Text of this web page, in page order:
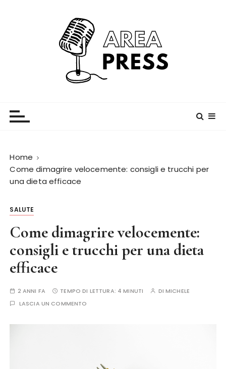
Home
Come dimagrire velocemente: consigli e trucchi per
una dieta efficace
SALUTE
Come dimagrire velocemente:
consigli e trucchi per una dieta
efficace
2 ANNI FA TEMPO DI LETTURA: 4 MINUTI DI MICHELE
LASCIA UN COMMENTO